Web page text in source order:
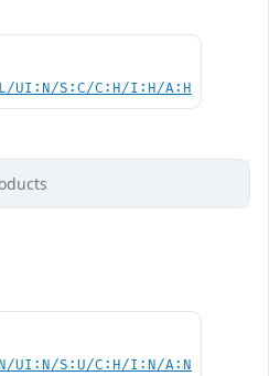
UI:N/S:C/C:H/I:H/A:H
UI:N/S:U/C:H/I:N/A:N